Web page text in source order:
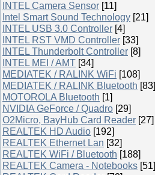
INTEL Camera Sensor [11]
Intel Smart Sound Technology [21]
INTEL USB 3.0 Controller [4]
INTEL RST VMD Controller [33]
INTEL Thunderbolt Controller [8]
INTEL MEI / AMT [34]
MEDIATEK / RALINK WiFi [108]
MEDIATEK / RALINK Bluetooth [83]
MOTOROLA Bluetooth [1]
NVIDIA GeForce / Quadro [29]
O2Micro, BayHub Card Reader [27]
REALTEK HD Audio [192]
REALTEK Ethernet Lan [32]
REALTEK WiFi / Bluetooth [188]
REALTEK Camera - Notebooks [51]